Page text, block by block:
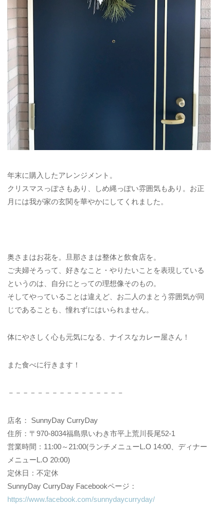
年末に購入したアレンジメント。
クリスマスっぽさもあり、しめ縄っぽい雰囲気もあり。お正
月には我が家の玄関を華やかにしてくれました。
奥さまはお花を。旦那さまは整体と飲食店を。
ご夫婦そろって、好きなこと・やりたいことを表現している
というのは、自分にとっての理想像そのもの。
そしてやっていることは違えど、お二人のまとう雰囲気が同
じであることも、憧れずにはいられません。
体にやさしく心も元気になる、ナイスなカレー屋さん！
また食べに行きます！
－－－－－－－－－－－－－－－－
店名：
SunnyDay CurryDay
住所：〒970-8034福島県いわき市平上荒川長尾52-1
営業時間：11:00～21:00(ランチメニューL.O 14:00、ディナー
メニューL.O 20:00)
定休日：不定休
SunnyDay CurryDay Facebookページ：
https://www.facebook.com/sunnydaycurryday/